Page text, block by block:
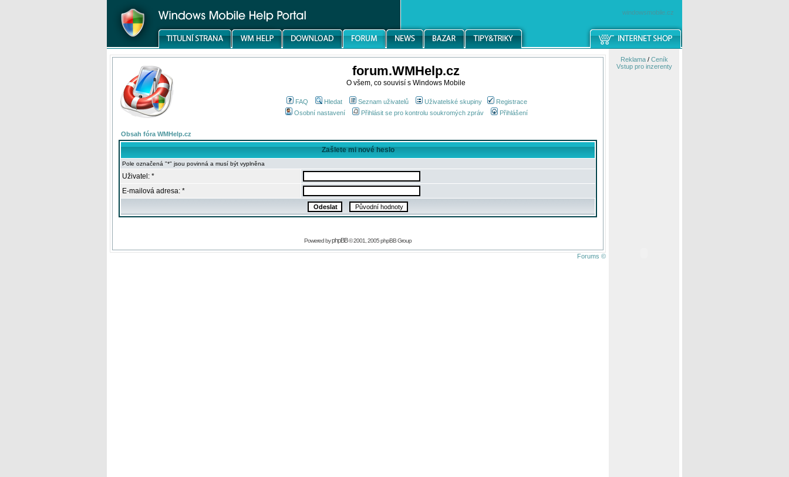
windowsmobile.cz
forum.WMHelp.cz
O všem, co souvisí s Windows Mobile
FAQ Hledat Seznam uživatelů Uživatelské skupiny
Registrace
Osobní nastavení
Přihlásit se pro kontrolu soukromých zpráv Přihlášení
Obsah fóra WMHelp.cz
Zašlete mi nové heslo
Pole označená "*" jsou povinná a musí být vyplněna
Uživatel: *
E-mailová adresa: *
Powered byphpBB© 2001, 2005 phpBB Group
Forums ©
Reklama/ Ceník
Vstup pro inzerenty